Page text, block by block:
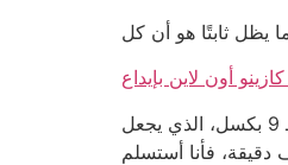
النتيجة ليست مفاجأة؛ إنك تدفع في النهاية أكثر من ما تستلم. والآن، إذا كان بإمكاني فقط أن أشكو من حجم الخط الصغير في واجهة سحب الأرباح بـ 9 بكسل، الذي يجعل